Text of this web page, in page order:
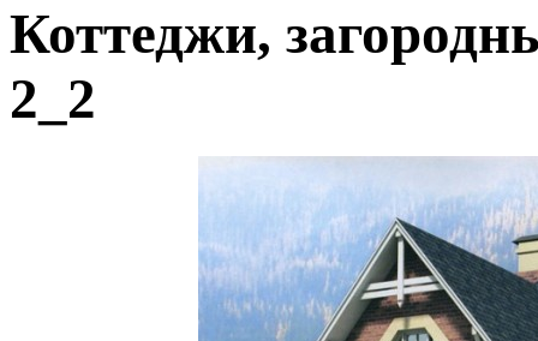
Коттеджи,
2_2